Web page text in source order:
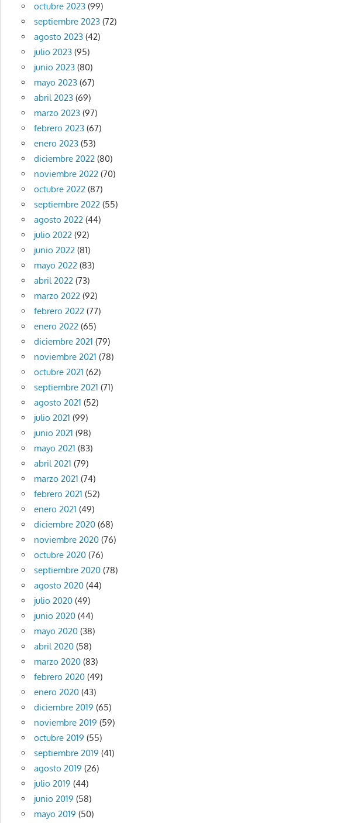
octubre 2023(99)
septiembre 2023(72)
agosto 2023(42)
julio 2023(95)
junio 2023(80)
mayo 2023(67)
abril 2023(69)
marzo 2023(97)
febrero 2023(67)
enero 2023(53)
diciembre 2022(80)
noviembre 2022(70)
octubre 2022(87)
septiembre 2022(55)
agosto 2022(44)
julio 2022(92)
junio 2022(81)
mayo 2022(83)
abril 2022(73)
marzo 2022(92)
febrero 2022(77)
enero 2022(65)
diciembre 2021 (79)
noviembre 2021 (78)
octubre 2021 (62)
septiembre 2021 (71)
agosto 2021 (52)
julio 2021 (99)
junio 2021 (98)
mayo 2021 (83)
abril 2021 (79)
marzo 2021 (74)
febrero 2021 (52)
enero 2021 (49)
diciembre 2020(68)
noviembre 2020(76)
octubre 2020(76)
septiembre 2020(78)
agosto 2020(44)
julio 2020(49)
junio 2020(44)
mayo 2020(38)
abril 2020(58)
marzo 2020(83)
febrero 2020(49)
enero 2020(43)
diciembre 2019 (65)
noviembre 2019 (59)
octubre 2019 (55)
septiembre 2019 (41)
agosto 2019 (26)
julio 2019 (44)
junio 2019 (58)
mayo 2019 (50)